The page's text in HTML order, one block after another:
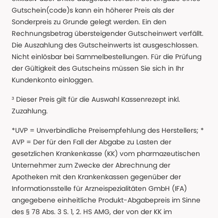
Gutschein(code)s kann ein höherer Preis als der
Sonderpreis zu Grunde gelegt werden. Ein den
Rechnungsbetrag übersteigender Gutscheinwert verfällt.
Die Auszahlung des Gutscheinwerts ist ausgeschlossen.
Nicht einlösbar bei Sammelbestellungen. Für die Prüfung
der Gültigkeit des Gutscheins müssen Sie sich in Ihr
Kundenkonto einloggen.
³ Dieser Preis gilt für die Auswahl Kassenrezept inkl.
Zuzahlung.
*UVP = Unverbindliche Preisempfehlung des Herstellers; *
AVP = Der für den Fall der Abgabe zu Lasten der
gesetzlichen Krankenkasse (KK) vom pharmazeutischen
Unternehmer zum Zwecke der Abrechnung der
Apotheken mit den Krankenkassen gegenüber der
Informationsstelle für Arzneispezialitäten GmbH (IFA)
angegebene einheitliche Produkt-Abgabepreis im Sinne
des § 78 Abs. 3 S. 1, 2. HS AMG, der von der KK im